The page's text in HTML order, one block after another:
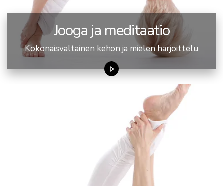
Jooga ja meditaatio
Kokonaisvaltainen kehon ja mielen harjoittelu